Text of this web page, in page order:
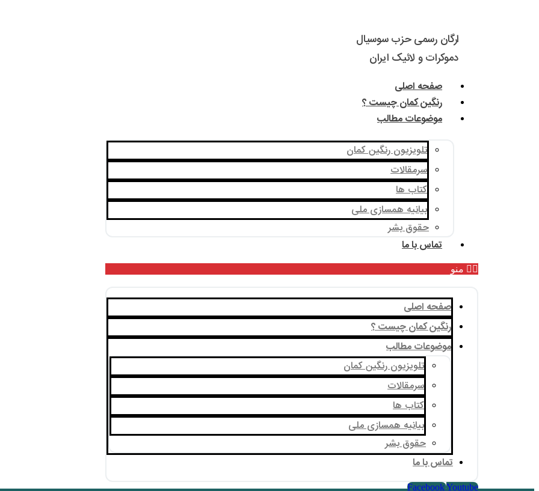
ارگان رسمی حزب سوسیال
دموکرات و لائیک ایران
صفحه اصلی
رنگین کمان چیست ؟
موضوعات مطالب
تلویزیون رنگین کمان
سرمقالات
کتاب ها
بیانیه همسازی ملی
حقوق بشر
تماس با ما
منو
صفحه اصلی
رنگین کمان چیست ؟
موضوعات مطالب
تلویزیون رنگین کمان
سرمقالات
کتاب ها
بیانیه همسازی ملی
حقوق بشر
تماس با ما
FacebookYoutube